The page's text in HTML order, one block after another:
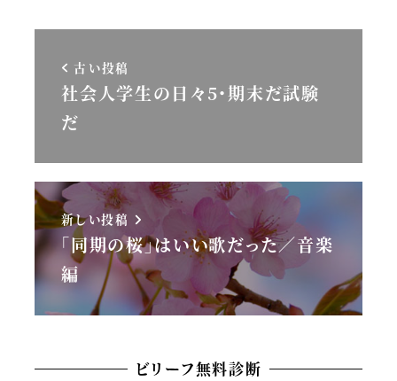
古い投稿
社会人学生の日々5・期末だ試験
だ
新しい投稿
「同期の桜」はいい歌だった／音楽
編
ビリーフ無料診断